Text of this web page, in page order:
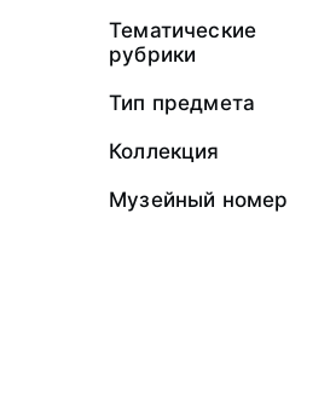
Тематические
рубрики
Тип предмета
Коллекция
Музейный номер